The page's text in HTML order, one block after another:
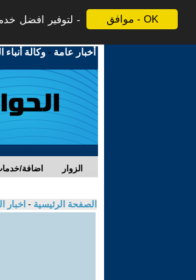
موافق - OK
لتوفير افضل
أخبار عامة -وكالة أنباء
اضافة/ الزوار
الصفحة الرئيسية - اخبار